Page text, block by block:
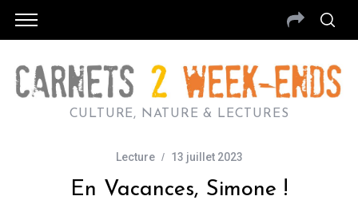
CULTURE, NATURE & LECTURES
Lecture 13 juillet 2023
En Vacances, Simone !